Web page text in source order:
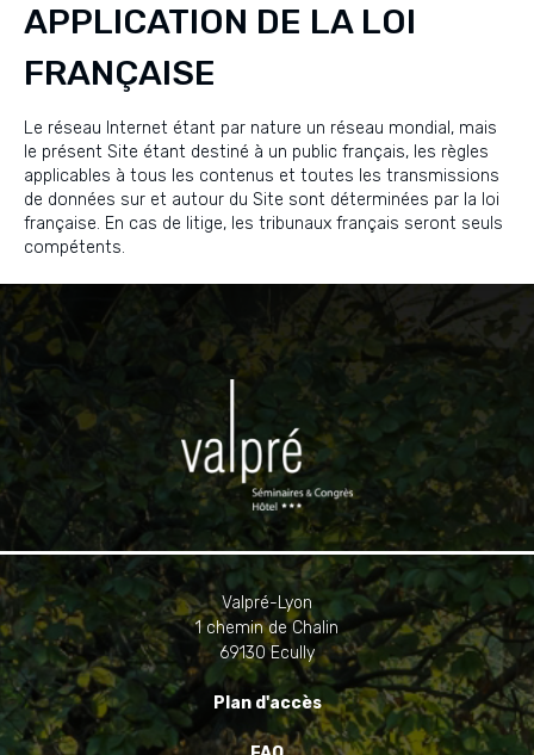
APPLICATION DE LA LOI
FRANÇAISE
Le réseau Internet étant par nature un réseau mondial, mais
le présent Site étant destiné à un public français, les règles
applicables à tous les contenus et toutes les transmissions
de données sur et autour du Site sont déterminées par la loi
française. En cas de litige, les tribunaux français seront seuls
compétents.
Valpré-Lyon
1 chemin de Chalin
69130 Ecully
Plan d'accès